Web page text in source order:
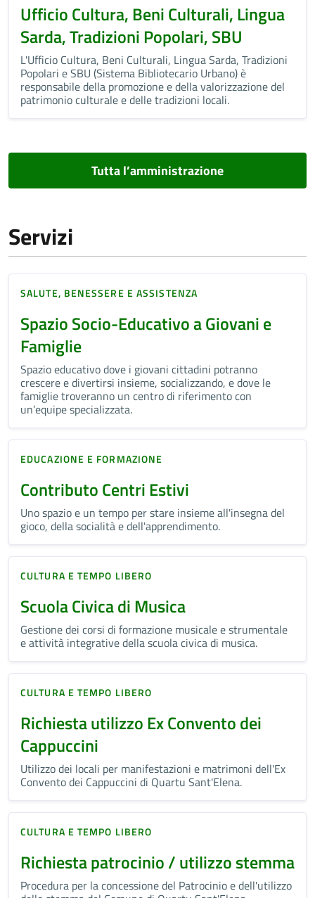
Ufficio Cultura, Beni Culturali, Lingua
Sarda, Tradizioni Popolari, SBU
L'Ufficio Cultura, Beni Culturali, Lingua Sarda, Tradizioni
Popolari e SBU (Sistema Bibliotecario Urbano) è
responsabile della promozione e della valorizzazione del
patrimonio culturale e delle tradizioni locali.
Tutta l’amministrazione
Servizi
SALUTE, BENESSERE E ASSISTENZA
Spazio Socio-Educativo a Giovani e
Famiglie
Spazio educativo dove i giovani cittadini potranno
crescere e divertirsi insieme, socializzando, e dove le
famiglie troveranno un centro di riferimento con
un’equipe specializzata.
EDUCAZIONE E FORMAZIONE
Contributo Centri Estivi
Uno spazio e un tempo per stare insieme all'insegna del
gioco, della socialità e dell'apprendimento.
CULTURA E TEMPO LIBERO
Scuola Civica di Musica
Gestione dei corsi di formazione musicale e strumentale
e attività integrative della scuola civica di musica.
CULTURA E TEMPO LIBERO
Richiesta utilizzo Ex Convento dei
Cappuccini
Utilizzo dei locali per manifestazioni e matrimoni dell'Ex
Convento dei Cappuccini di Quartu Sant'Elena.
CULTURA E TEMPO LIBERO
Richiesta patrocinio / utilizzo stemma
Procedura per la concessione del Patrocinio e dell'utilizzo